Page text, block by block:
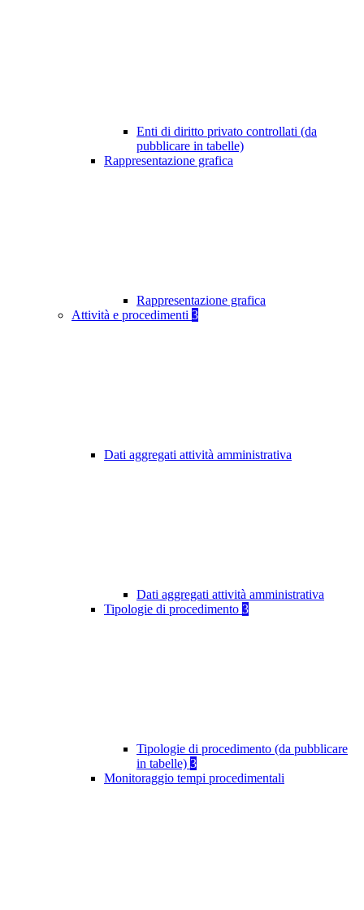
Enti di diritto privato controllati (da
pubblicare in tabelle)
Rappresentazione grafica
Rappresentazione grafica
Attività e procedimenti 3
Dati aggregati attività amministrativa
Dati aggregati attività amministrativa
Tipologie di procedimento 3
Tipologie di procedimento (da pubblicare
in tabelle) 3
Monitoraggio tempi procedimentali